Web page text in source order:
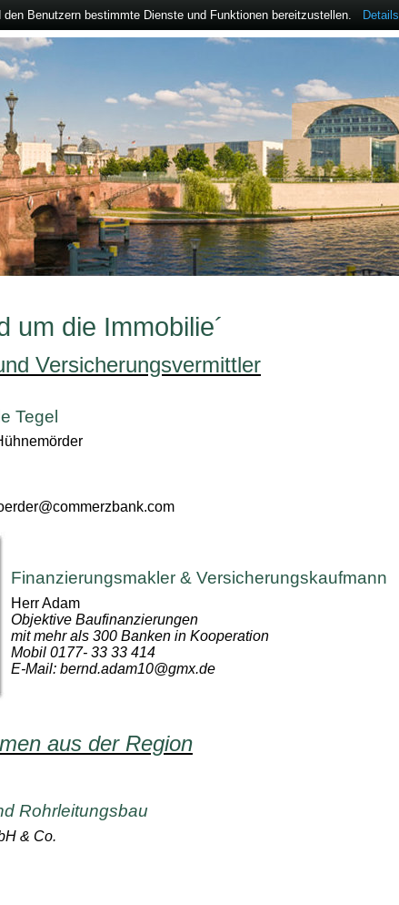
um die Immobilie´
Versicherungsvermittler
Tegel
Finanzierungsmakler & Versicherungskaufmann
Herr Adam
Objektive Baufinanzierungen
mit mehr als 300 Banken in Kooperation
Mobil 0177- 33 33 414
E-Mail: bernd.adam10@gmx.de
aus der Region
Rohrleitungsbau
& Co.
Benutzern bestimmte Dienste und Funktionen bereitzustellen. Details